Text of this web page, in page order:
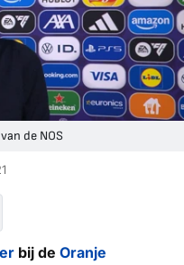
de NOS
bij de Oranje